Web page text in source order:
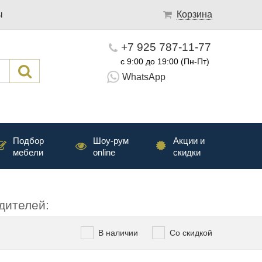
Корзина
+7 925 787-11-77
с 9:00 до 19:00 (Пн-Пт)
WhatsApp
Акции и
скидки
Шоу-рум
online
Подбор
мебели
Со скидкой
В наличии